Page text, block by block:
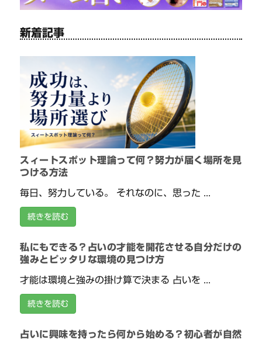
新着記事
スィートスポット理論って何？努力が届く場所を見
つける方法
毎日、努力している。 それなのに、思った ...
続きを読む
私にもできる？占いの才能を開花させる自分だけの
強みとピッタリな環境の見つけ方
才能は環境と強みの掛け算で決まる 占いを ...
続きを読む
占いに興味を持ったら何から始める？初心者が自然